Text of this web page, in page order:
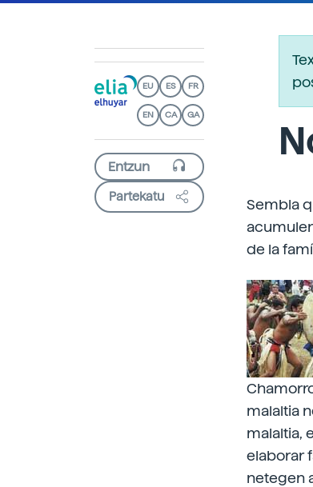
EU ES FR
EN CA GA
Partekatu
Sembla
de la
malaltia
malaltia,
elaborar
netegen